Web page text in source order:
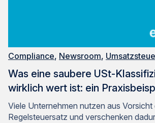
Compliance, Newsroom,
Was eine saubere USt-
wirklich wert ist: ein
Viele Unternehmen nutzen aus Vorsicht
Regelsteuersatz und verschenken